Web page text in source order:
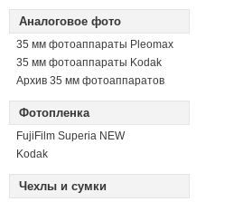
Аналоговое фото
35 мм фотоаппараты Pleomax
35 мм фотоаппараты Kodak
Архив 35 мм фотоаппаратов
Фотопленка
FujiFilm Superia NEW
Kodak
Чехлы и сумки